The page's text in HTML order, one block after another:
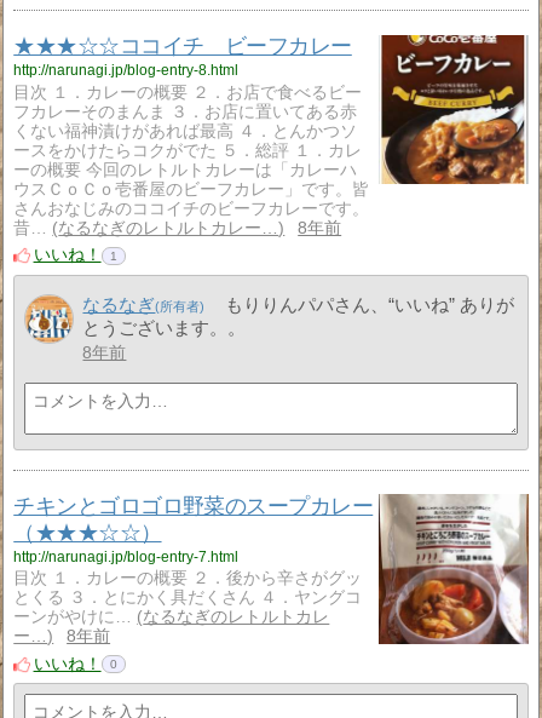
★★★☆☆ココイチ ビーフカレー
http://narunagi.jp/blog-entry-8.html
目次 １．カレーの概要 ２．お店で食べるビー
フカレーそのまんま ３．お店に置いてある赤
くない福神漬けがあれば最高 ４．とんかつソ
ースをかけたらコクがでた ５．総評 １．カレ
ーの概要 今回のレトルトカレーは「カレーハ
ウスＣｏＣｏ壱番屋のビーフカレー」です。皆
さんおなじみのココイチのビーフカレーです。
昔…
なるなぎのレトルトカレー…
8年前
いいね！
1
なるなぎ
もりりんパパさん、“いいね” ありが
とうございます。。
8年前
チキンとゴロゴロ野菜のスープカレー
（★★★☆☆）
http://narunagi.jp/blog-entry-7.html
目次 １．カレーの概要 ２．後から辛さがグッ
とくる ３．とにかく具だくさん ４．ヤングコ
ーンがやけに…
なるなぎのレトルトカレ
ー…
8年前
いいね！
0